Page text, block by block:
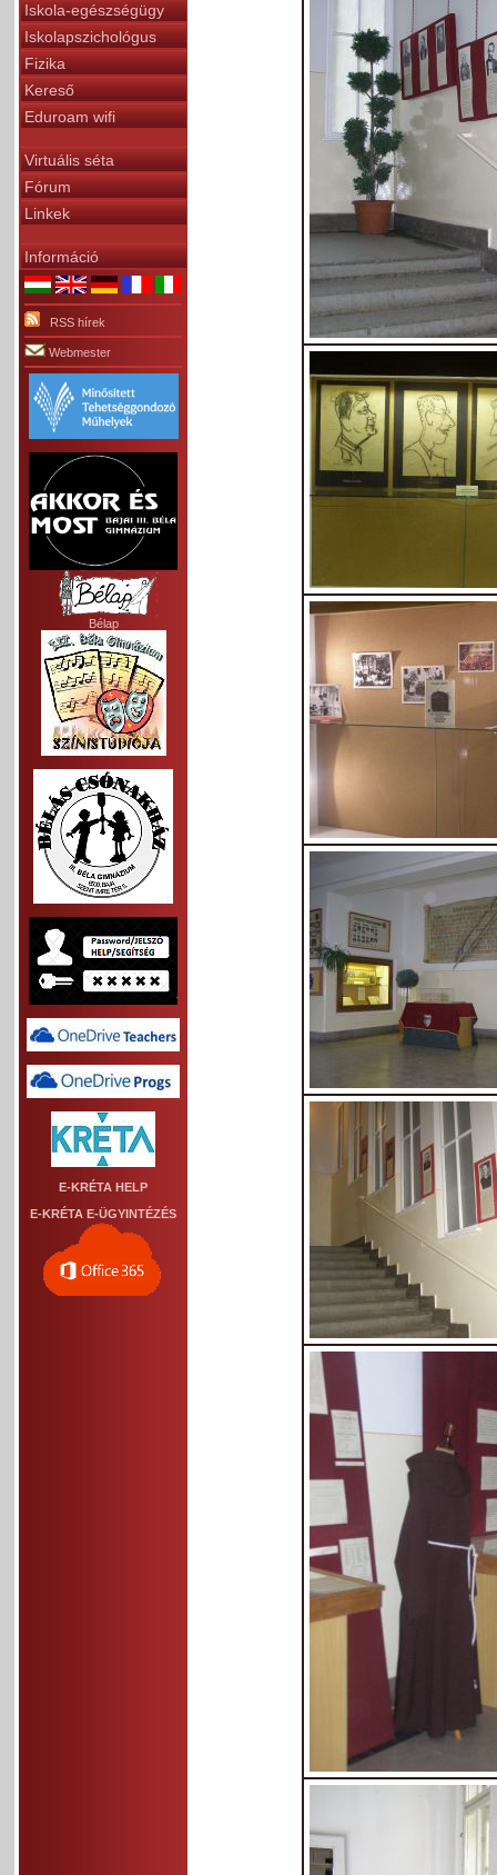
Iskola-egészségügy
Iskolapszichológus
Fizika
Kereső
Eduroam wifi
Virtuális séta
Fórum
Linkek
Információ
RSS hírek
Webmester
Bélap
E-KRÉTA HELP
E-KRÉTA E-ÜGYINTÉZÉS